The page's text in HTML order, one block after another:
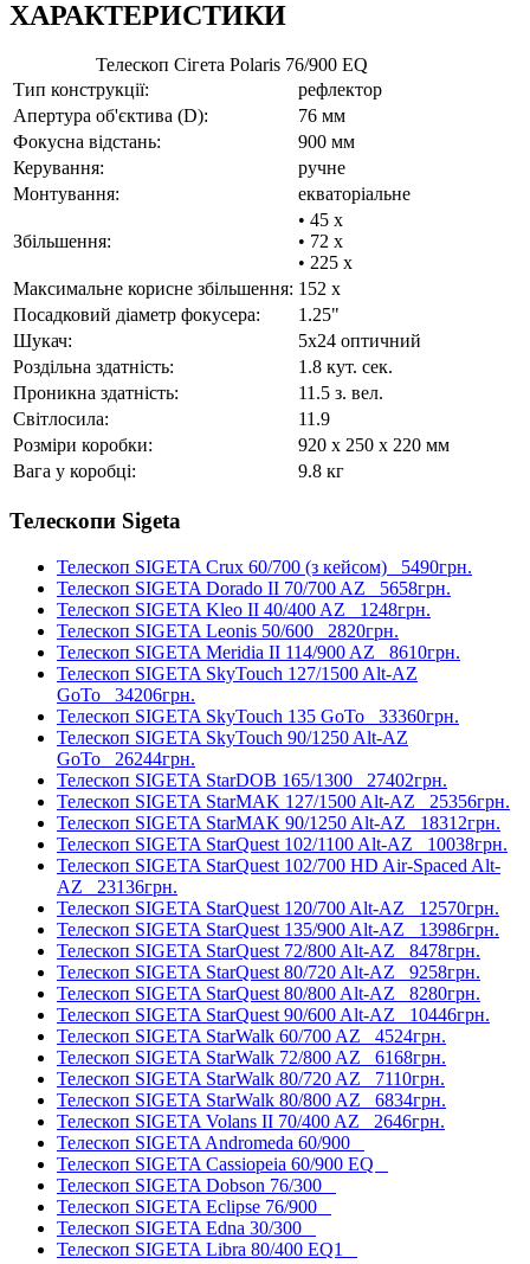
ХАРАКТЕРИСТИКИ
Телескоп Сігета Polaris 76/900 EQ
Тип конструкції:
рефлектор
Апертура об'єктива (D):
76 мм
Фокусна відстань:
900 мм
Керування:
ручне
Монтування:
екваторіальне
Збільшення:
• 45 x
• 72 x
• 225 x
Максимальне корисне збільшення: 152 x
Посадковий діаметр фокусера:
1.25"
Шукач:
5x24 оптичний
Роздільна здатність:
1.8 кут. сек.
Проникна здатність:
11.5 з. вел.
Світлосила:
11.9
Розміри коробки:
920 x 250 x 220 мм
Вага у коробці:
9.8 кг
Телескопи Sigeta
Телескоп SIGETA Crux 60/700 (з кейсом) 5490грн.
Телескоп SIGETA Dorado II 70/700 AZ 5658грн.
Телескоп SIGETA Kleo II 40/400 AZ 1248грн.
Телескоп SIGETA Leonis 50/600 2820грн.
Телескоп SIGETA Meridia II 114/900 AZ 8610грн.
Телескоп SIGETA SkyTouch 127/1500 Alt-AZ
GoTo 34206грн.
Телескоп SIGETA SkyTouch 135 GoTo 33360грн.
Телескоп SIGETA SkyTouch 90/1250 Alt-AZ
GoTo 26244грн.
Телескоп SIGETA StarDOB 165/1300 27402грн.
Телескоп SIGETA StarMAK 127/1500 Alt-AZ 25356грн.
Телескоп SIGETA StarMAK 90/1250 Alt-AZ 18312грн.
Телескоп SIGETA StarQuest 102/1100 Alt-AZ 10038грн.
Телескоп SIGETA StarQuest 102/700 HD Air-Spaced Alt-
AZ 23136грн.
Телескоп SIGETA StarQuest 120/700 Alt-AZ 12570грн.
Телескоп SIGETA StarQuest 135/900 Alt-AZ 13986грн.
Телескоп SIGETA StarQuest 72/800 Alt-AZ 8478грн.
Телескоп SIGETA StarQuest 80/720 Alt-AZ 9258грн.
Телескоп SIGETA StarQuest 80/800 Alt-AZ 8280грн.
Телескоп SIGETA StarQuest 90/600 Alt-AZ 10446грн.
Телескоп SIGETA StarWalk 60/700 AZ 4524грн.
Телескоп SIGETA StarWalk 72/800 AZ 6168грн.
Телескоп SIGETA StarWalk 80/720 AZ 7110грн.
Телескоп SIGETA StarWalk 80/800 AZ 6834грн.
Телескоп SIGETA Volans II 70/400 AZ 2646грн.
Телескоп SIGETA Andromeda 60/900
Телескоп SIGETA Cassiopeia 60/900 EQ
Телескоп SIGETA Dobson 76/300
Телескоп SIGETA Eclipse 76/900
Телескоп SIGETA Edna 30/300
Телескоп SIGETA Libra 80/400 EQ1